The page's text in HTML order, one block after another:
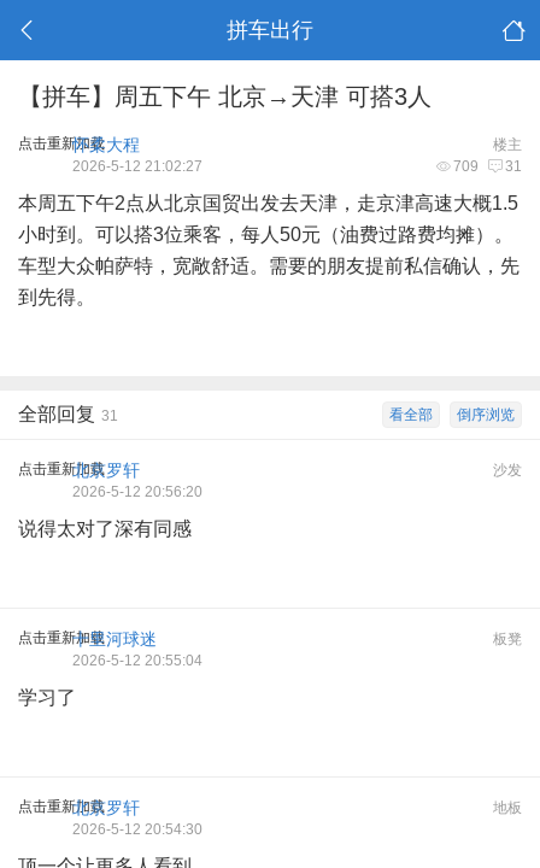
拼车出行
【拼车】周五下午 北京→天津 可搭3人
点击重新加载 楼主
怀柔大程
709 31
2026-5-12 21:02:27
本周五下午2点从北京国贸出发去天津，走京津高速大概1.5
小时到。可以搭3位乘客，每人50元（油费过路费均摊）。
车型大众帕萨特，宽敞舒适。需要的朋友提前私信确认，先
到先得。
倒序浏览
看全部
全部回复 31
点击重新加载 沙发
北京罗轩
2026-5-12 20:56:20
说得太对了深有同感
点击重新加载 板凳
十里河球迷
2026-5-12 20:55:04
学习了
点击重新加载 地板
北京罗轩
2026-5-12 20:54:30